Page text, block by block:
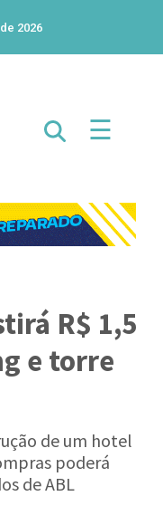
2026
☰
R$ 1,5
e torre
de um hotel
poderá
de ABL